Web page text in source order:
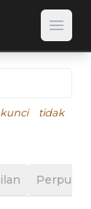
tidak